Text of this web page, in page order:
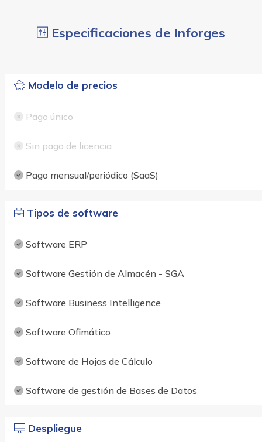
Especificaciones de Inforges
Modelo de precios
Pago único
Sin pago de licencia
Pago mensual/periódico (SaaS)
Tipos de software
Software ERP
Software Gestión de Almacén - SGA
Software Business Intelligence
Software Ofimático
Software de Hojas de Cálculo
Software de gestión de Bases de Datos
Despliegue